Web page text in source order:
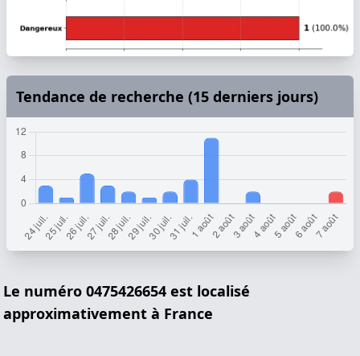
Tendance de recherche (15 derniers jours)
Le numéro 0475426654 est localisé
approximativement à France